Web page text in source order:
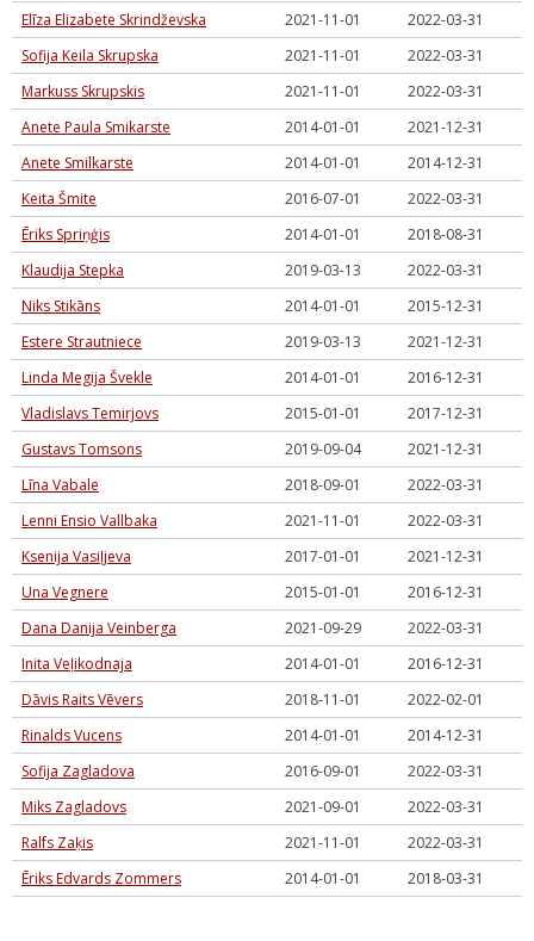
Elīza Elizabete Skrindževska
2021-11-01
2022-03-31
Sofija Keila Skrupska
2021-11-01
2022-03-31
Markuss Skrupskis
2021-11-01
2022-03-31
Anete Paula Smikarste
2014-01-01
2021-12-31
Anete Smilkarste
2014-01-01
2014-12-31
Keita Šmite
2016-07-01
2022-03-31
Ēriks Spriņģis
2014-01-01
2018-08-31
Klaudija Stepka
2019-03-13
2022-03-31
Niks Stikāns
2014-01-01
2015-12-31
Estere Strautniece
2019-03-13
2021-12-31
Linda Megija Švekle
2014-01-01
2016-12-31
Vladislavs Temirjovs
2015-01-01
2017-12-31
Gustavs Tomsons
2019-09-04
2021-12-31
Līna Vabale
2018-09-01
2022-03-31
Lenni Ensio Vallbaka
2021-11-01
2022-03-31
Ksenija Vasiļjeva
2017-01-01
2021-12-31
Una Vegnere
2015-01-01
2016-12-31
Dana Danija Veinberga
2021-09-29
2022-03-31
Inita Veļikodnaja
2014-01-01
2016-12-31
Dāvis Raits Vēvers
2018-11-01
2022-02-01
Rinalds Vucens
2014-01-01
2014-12-31
Sofija Zagladova
2016-09-01
2022-03-31
Miks Zagladovs
2021-09-01
2022-03-31
Ralfs Zaķis
2021-11-01
2022-03-31
Ēriks Edvards Zommers
2014-01-01 2018-03-31